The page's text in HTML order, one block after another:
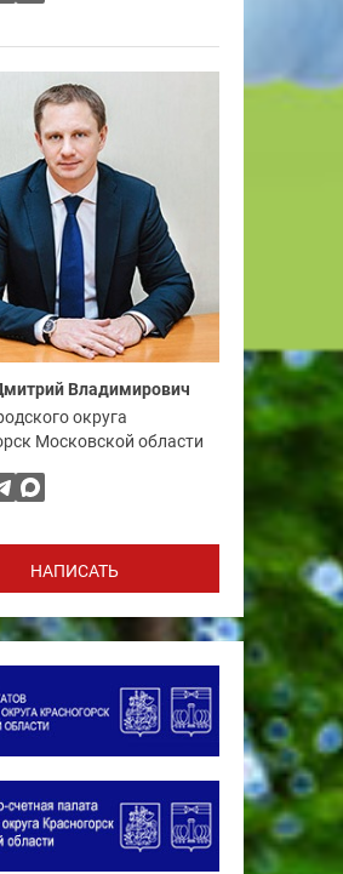
Владимирович
округа
Московской области
НАПИСАТЬ